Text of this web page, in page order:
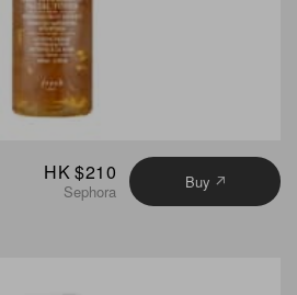
HK $210
Sephora Buy